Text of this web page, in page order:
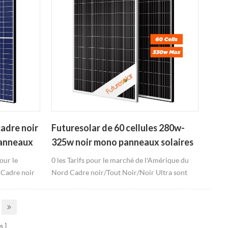
noir
le
noir
Futuresolar de 60 cellules 280w-
325w noir mono panneaux solaires
0 les Tarifs pour le marché de l'Amérique du
Nord Cadre noir/Tout Noir/Noir Ultra sont